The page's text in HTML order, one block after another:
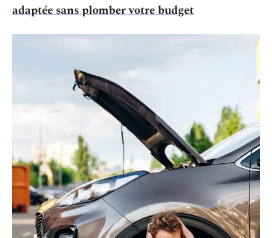
adaptée sans plomber votre budget